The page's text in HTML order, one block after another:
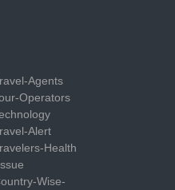
Agents
Operators
Alert
Health
Wise-